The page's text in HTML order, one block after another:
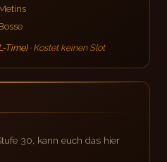
Time)· Kostet keinen Slot
30, kann euch das hier